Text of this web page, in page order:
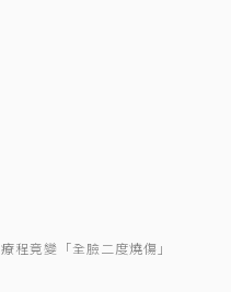
竟變「全臉二度燒傷」